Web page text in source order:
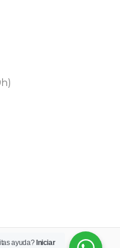
ayuda? Iniciar